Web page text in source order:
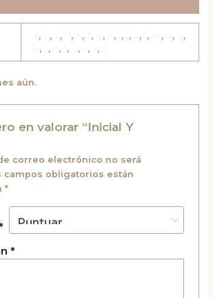
, , , , , , , , , , , , , ,
,
, , , , , , ,
aún.
en valorar “Inicial Y
correo electrónico no será
campos obligatorios están
*
*